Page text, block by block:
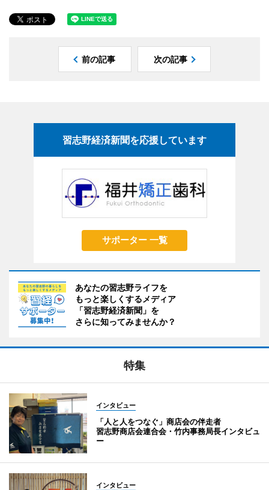
前の記事 次の記事
習志野経済新聞を応援しています
サポーター 一覧
あなたの習志野ライフを
もっと楽しくするメディア
「習志野経済新聞」を
さらに知ってみませんか？
特集
インタビュー
「人と人をつなぐ」商店会の伴走者
習志野商店会連合会・竹内事務局長インタビュ
ー
インタビュー